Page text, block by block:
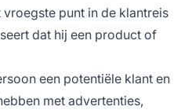
punt in de klantreis
dat hij een product of
een potentiële klant en
met advertenties,